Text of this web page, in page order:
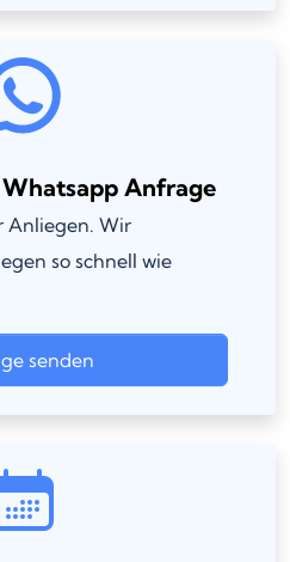
Whatsapp Anfrage
Anliegen. Wir
so schnell wie
senden